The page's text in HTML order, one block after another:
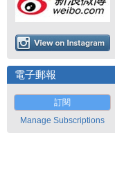
電子郵報
訂閱
Manage Subscriptions